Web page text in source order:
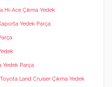
Hi-Ace Çıkma Yedek
Yedek Parça
Yedek Parça
Toyota Land Cruiser Çıkma Yedek